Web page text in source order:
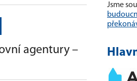
agentury –
Jsme